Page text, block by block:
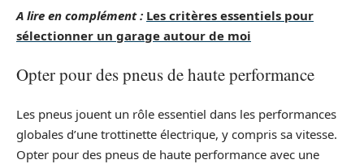
A lire en complément : Les critères essentiels pour
sélectionner un garage autour de moi
Opter pour des pneus de haute performance
Les pneus jouent un rôle essentiel dans les performances
globales d’une trottinette électrique, y compris sa vitesse.
Opter pour des pneus de haute performance avec une